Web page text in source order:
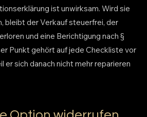
ist unwirksam. Wird sie
bleibt der Verkauf steuerfrei, der
und eine Berichtigung nach §
Punkt gehört auf jede Checkliste vor
er sich danach nicht mehr reparieren